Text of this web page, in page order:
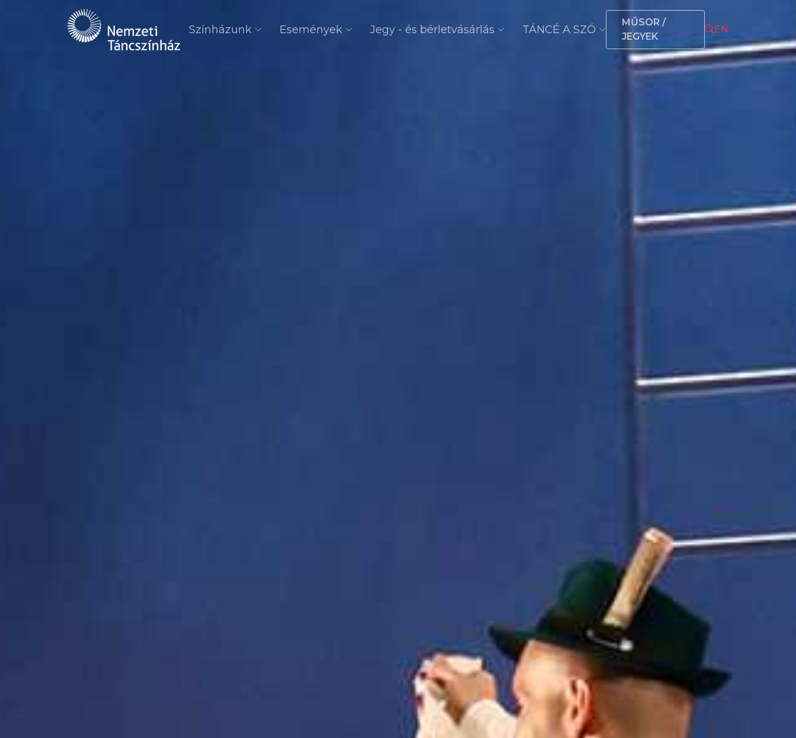
Színházunk Események Jegy - és bérletvásárlás TÁNCÉ A SZÓ
MŰSOR /
JEGYEK
EN